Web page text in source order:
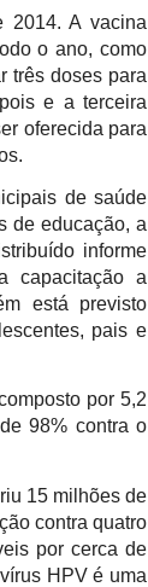
2014. A vacina
o ano, como
três doses para
e a terceira
oferecida para
de saúde
de educação, a
informe
capacitação a
está previsto
pais e
por 5,2
98% contra o
15 milhões de
contra quatro
por cerca de
HPV é uma